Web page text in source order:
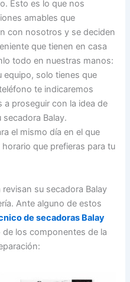
Esto es lo que nos
amables que
con nosotros y se deciden
que tienen en casa
todo en nuestras manos:
equipo, solo tienes que
te indicaremos
proseguir con la idea de
Balay.
el mismo día en el que
que prefieras para tu
su secadora Balay
Ante alguno de estos
de secadoras Balay
de los componentes de la